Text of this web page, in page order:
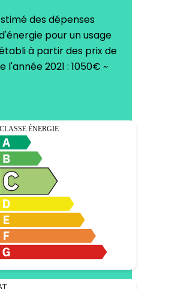
des dépenses
pour un usage
à partir des prix de
l'année 2021 : 1050€ ~